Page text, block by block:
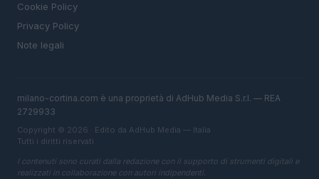
Cookie Policy
Privacy Policy
Note legali
milano-cortina.com è una proprietà di AdHub Media S.r.l. — REA
2729933
Copyright © 2026 · Edito da AdHub Media — Italia
Tutti i diritti riservati
I contenuti sono curati dalla redazione con il supporto di strumenti digitali e
realizzati in collaborazione con autori indipendenti.